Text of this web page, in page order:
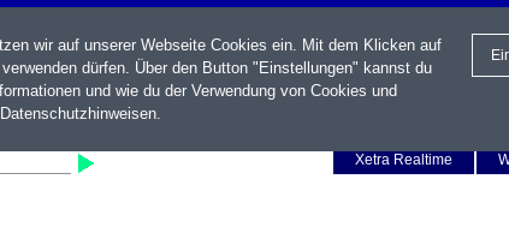
Xetra Realtime
wir auf unserer Webseite Cookies ein. Mit dem Klicken auf
dürfen. Über den Button "Einstellungen" kannst du
und wie du der Verwendung von Cookies und
Datenschutzhinweisen.